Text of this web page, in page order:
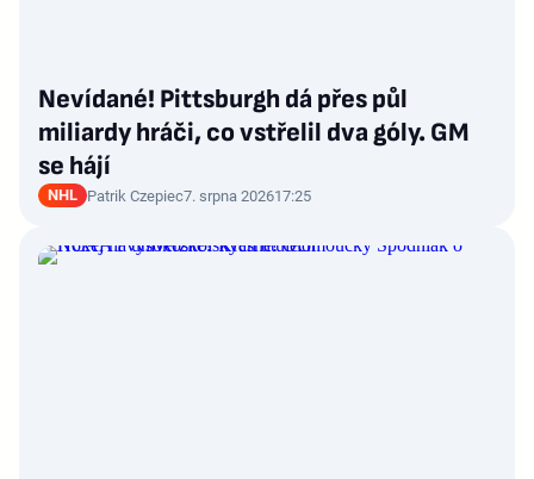
Nevídané! Pittsburgh dá přes půl
miliardy hráči, co vstřelil dva góly. GM
se hájí
NHL Patrik Czepiec7. srpna 202617:25